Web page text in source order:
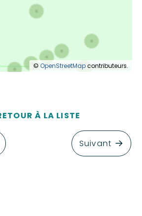
© OpenStreetMapcontributeurs.
À LA LISTE
Suivant